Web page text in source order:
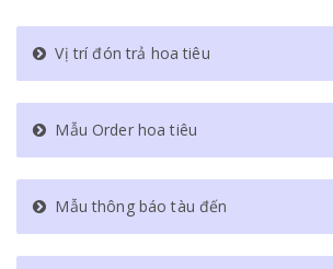
Vị trí đón trả hoa tiêu
Mẫu Order hoa tiêu
Mẫu thông báo tàu đến